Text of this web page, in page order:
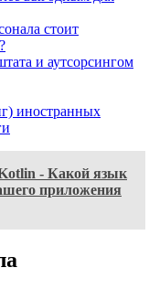
стоит
и аутсорсингом
иностранных
- Какой язык
приложения